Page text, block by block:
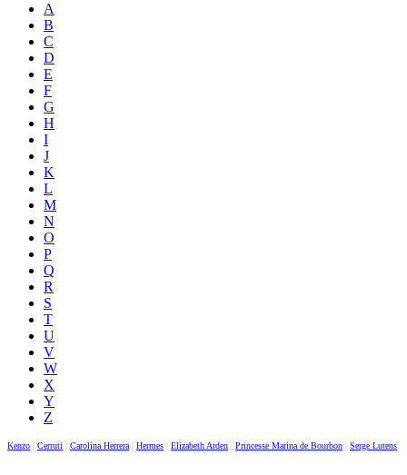
A
B
C
D
E
F
G
H
I
J
K
L
M
N
O
P
Q
R
S
T
U
V
W
X
Y
Z
Kenzo Cerruti Carolina Herrera Hermes Elizabeth Arden Princesse Marina de Bourbon Serge Lutens